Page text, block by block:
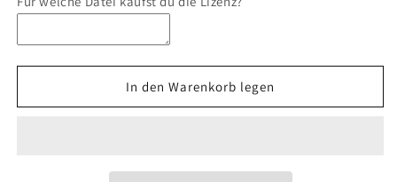
für
Gewerbelizenz
für
Gewerbelizenz
In den Warenkorb legen